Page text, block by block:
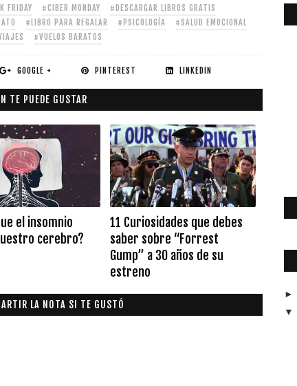
FRIDAY #CIBER MONDAY
#DESCARGAR LIBROS GRATIS
#LIBRO PARA REGALAR #PSICOLOGÍA
#SALUD EMOCIONAL
#VUELOS BARATOS
GOOGLE + PINTEREST LINKEDIN
TE PUEDE GUSTAR
el insomnio
cerebro?
11 Curiosidades que debes
saber sobre “Forrest
Gump” a 30 años de su
estreno
LA NOTA SI TE GUSTÓ
►
▼